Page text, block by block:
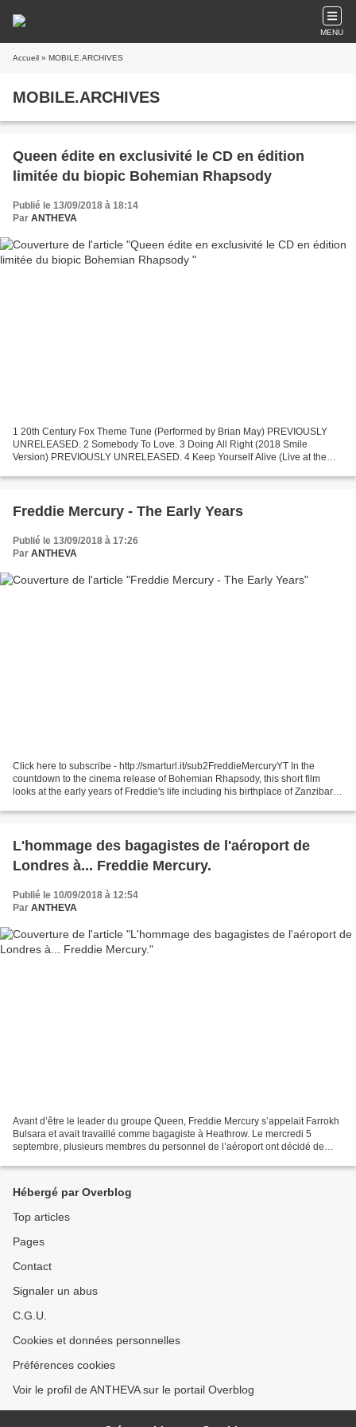
MENU
Accueil » MOBILE.ARCHIVES
MOBILE.ARCHIVES
Queen édite en exclusivité le CD en édition
limitée du biopic Bohemian Rhapsody
Publié le 13/09/2018 à 18:14
Par ANTHEVA
1 20th Century Fox Theme Tune (Performed by Brian May) PREVIOUSLY
UNRELEASED. 2 Somebody To Love. 3 Doing All Right (2018 Smile
Version) PREVIOUSLY UNRELEASED. 4 Keep Yourself Alive (Live at the
Freddie Mercury - The Early Years
Publié le 13/09/2018 à 17:26
Par ANTHEVA
Click here to subscribe - http://smarturl.it/sub2FreddieMercuryYT In the
countdown to the cinema release of Bohemian Rhapsody, this short film
looks at the early years of Freddie's life including his birthplace of Zanzibar,
L'hommage des bagagistes de l'aéroport de
Londres à... Freddie Mercury.
Publié le 10/09/2018 à 12:54
Par ANTHEVA
Avant d’être le leader du groupe Queen, Freddie Mercury s’appelait Farrokh
Bulsara et avait travaillé comme bagagiste à Heathrow. Le mercredi 5
septembre, plusieurs membres du personnel de l’aéroport ont décidé de
Hébergé par Overblog
Top articles
Pages
Contact
Signaler un abus
C.G.U.
Cookies et données personnelles
Préférences cookies
Voir le profil de ANTHEVA sur le portail Overblog